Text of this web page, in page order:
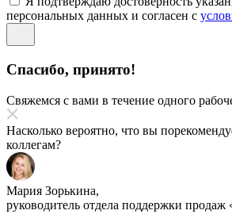
персональных данных и согласен с
Спасибо, принято!
Свяжемся с вами в течение одного
Насколько вероятно, что вы
коллегам?
Мария Зорькина,
руководитель отдела поддержки